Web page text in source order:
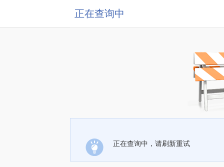
正在查询中
正在查询中，请刷新重试